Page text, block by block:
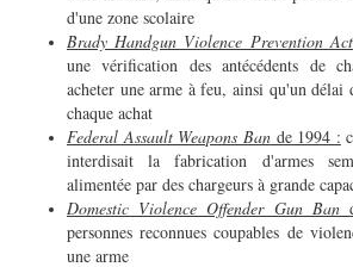
d'une zone scolaire
Brady Handgun Violence Prevention Act
une vérification des antécédents de
acheter une arme à feu, ainsi qu'un délai
chaque achat
Federal Assault Weapons Bande 1994 :
interdisait la fabrication d'armes
alimentée par des chargeurs à grande
Domestic Violence Offender Gun Ban
personnes reconnues coupables de
une arme